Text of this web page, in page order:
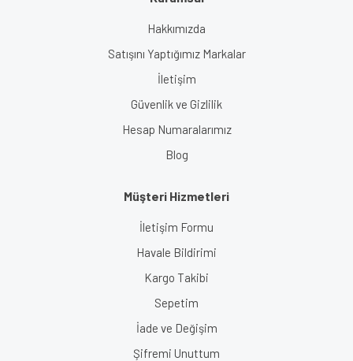
Gönder
Hakkımızda
Satışını Yaptığımız Markalar
İletişim
Güvenlik ve Gizlilik
Hesap Numaralarımız
Blog
Müşteri Hizmetleri
İletişim Formu
Havale Bildirimi
Kargo Takibi
Sepetim
İade ve Değişim
Şifremi Unuttum